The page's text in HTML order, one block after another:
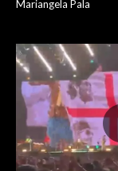
Mariangela Pala